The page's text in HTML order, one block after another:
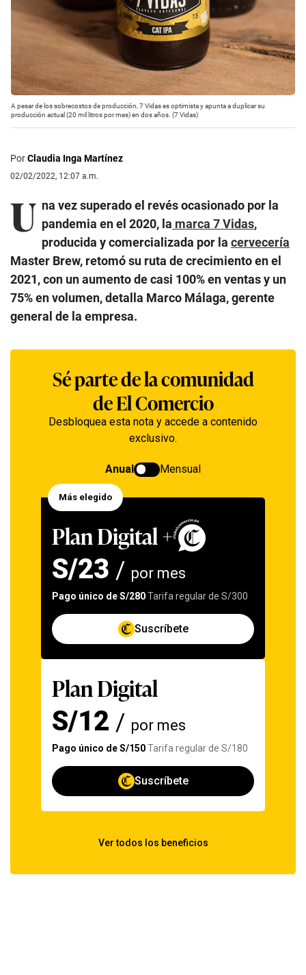
A pesar de los sobrecostos de producción, 7 Vidas es optimista y apunta a duplicar su
producción actual (20 mil litros por mes) en dos años. (7 Vidas)
PorClaudia Inga Martínez
02/02/2022, 12:07 a.m.
U na vez superado el revés ocasionado por la
pandemia en el 2020, la marca 7 Vidas,
producida y comercializada por la cervecería
Master Brew, retomó su ruta de crecimiento en el
2021, con un aumento de casi 100% en ventas y un
75% en volumen, detalla Marco Málaga, gerente
general de la empresa.